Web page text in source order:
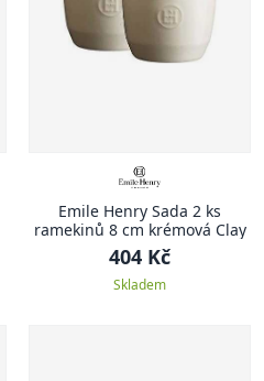
Emile Henry Sada 2 ks
ramekinů 8 cm krémová Clay
404 Kč
Skladem